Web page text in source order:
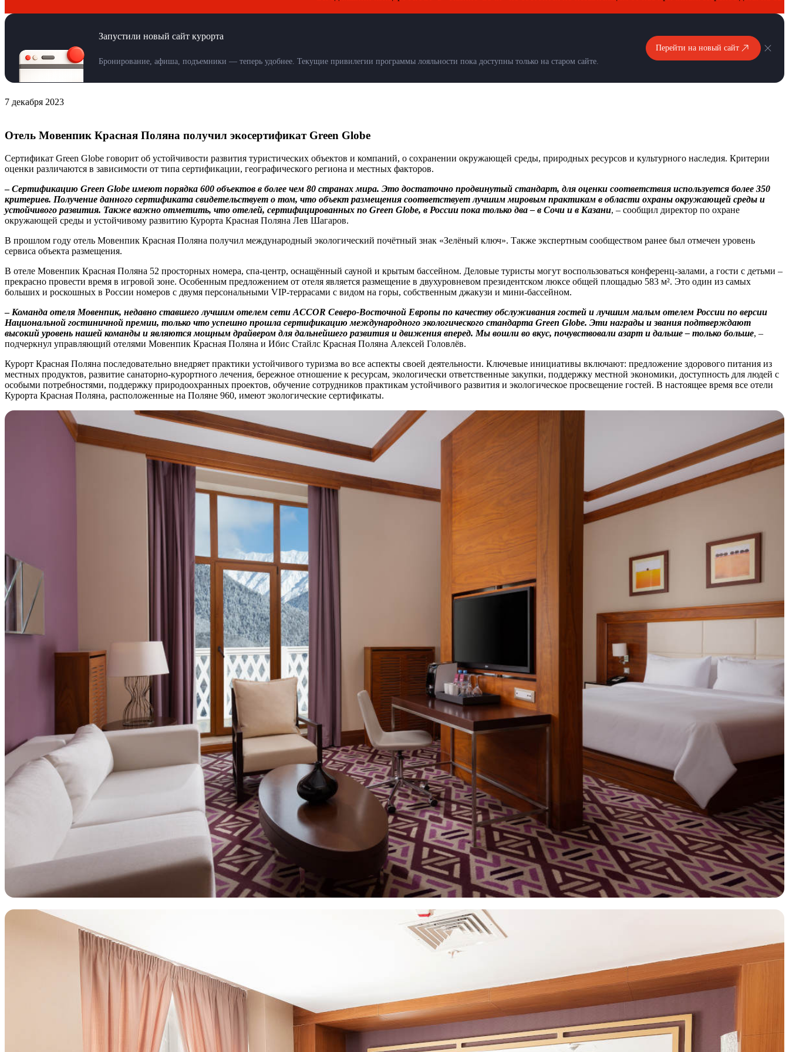
Запустили новый сайт курорта
Бронирование, афиша, подъемники — теперь удобнее. Текущие привилегии программы лояльности пока доступны только на старом сайте.
Перейти на новый сайт
7 декабря 2023
Отель Мовенпик Красная Поляна получил экосертификат Green Globe
Сертификат Green Globe говорит об устойчивости развития туристических объектов и компаний, о сохранении окружающей среды, природных ресурсов и культурного наследия. Критерии
оценки различаются в зависимости от типа сертификации, географического региона и местных факторов.
– Сертификацию Green Globe имеют порядка 600 объектов в более чем 80 странах мира. Это достаточно продвинутый стандарт, для оценки соответствия используется более 350
критериев. Получение данного сертификата свидетельствует о том, что объект размещения соответствует лучшим мировым практикам в области охраны окружающей среды и
устойчивого развития. Также важно отметить, что отелей, сертифицированных по Green Globe, в России пока только два – в Сочи и в Казани, – сообщил директор по охране
окружающей среды и устойчивому развитию Курорта Красная Поляна Лев Шагаров.
В прошлом году отель Мовенпик Красная Поляна получил международный экологический почётный знак «Зелёный ключ». Также экспертным сообществом ранее был отмечен уровень
сервиса объекта размещения.
В отеле Мовенпик Красная Поляна 52 просторных номера, спа-центр, оснащённый сауной и крытым бассейном. Деловые туристы могут воспользоваться конференц-залами, а гости с детьми –
прекрасно провести время в игровой зоне. Особенным предложением от отеля является размещение в двухуровневом президентском люксе общей площадью 583 м². Это один из самых
больших и роскошных в России номеров с двумя персональными VIP-террасами с видом на горы, собственным джакузи и мини-бассейном.
– Команда отеля Мовенпик, недавно ставшего лучшим отелем сети ACCOR Северо-Восточной Европы по качеству обслуживания гостей и лучшим малым отелем России по версии
Национальной гостиничной премии, только что успешно прошла сертификацию международного экологического стандарта Green Globe. Эти награды и звания подтверждают
высокий уровень нашей команды и являются мощным драйвером для дальнейшего развития и движения вперед. Мы вошли во вкус, почувствовали азарт и дальше – только больше, –
подчеркнул управляющий отелями Мовенпик Красная Поляна и Ибис Стайлс Красная Поляна Алексей Головлёв.
Курорт Красная Поляна последовательно внедряет практики устойчивого туризма во все аспекты своей деятельности. Ключевые инициативы включают: предложение здорового питания из
местных продуктов, развитие санаторно-курортного лечения, бережное отношение к ресурсам, экологически ответственные закупки, поддержку местной экономики, доступность для людей с
особыми потребностями, поддержку природоохранных проектов, обучение сотрудников практикам устойчивого развития и экологическое просвещение гостей. В настоящее время все отели
Курорта Красная Поляна, расположенные на Поляне 960, имеют экологические сертификаты.